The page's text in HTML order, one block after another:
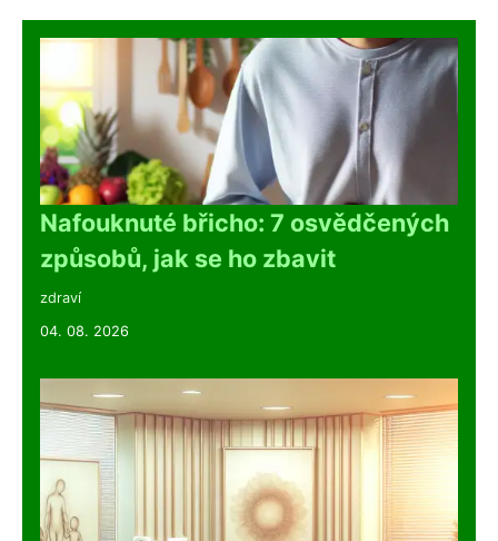
Nafouknuté břicho: 7 osvědčených
způsobů, jak se ho zbavit
zdraví
04. 08. 2026